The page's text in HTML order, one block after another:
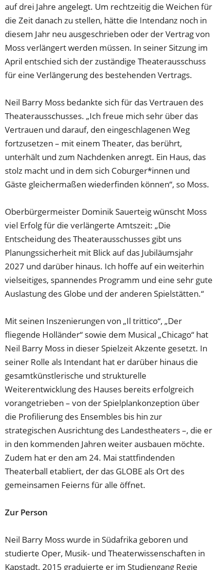
auf drei Jahre angelegt. Um rechtzeitig die Weichen für
die Zeit danach zu stellen, hätte die Intendanz noch in
diesem Jahr neu ausgeschrieben oder der Vertrag von
Moss verlängert werden müssen. In seiner Sitzung im
April entschied sich der zuständige Theaterausschuss
für eine Verlängerung des bestehenden Vertrags.
Neil Barry Moss bedankte sich für das Vertrauen des
Theaterausschusses. „Ich freue mich sehr über das
Vertrauen und darauf, den eingeschlagenen Weg
fortzusetzen – mit einem Theater, das berührt,
unterhält und zum Nachdenken anregt. Ein Haus, das
stolz macht und in dem sich Coburger*innen und
Gäste gleichermaßen wiederfinden können“, so Moss.
Oberbürgermeister Dominik Sauerteig wünscht Moss
viel Erfolg für die verlängerte Amtszeit: „Die
Entscheidung des Theaterausschusses gibt uns
Planungssicherheit mit Blick auf das Jubiläumsjahr
2027 und darüber hinaus. Ich hoffe auf ein weiterhin
vielseitiges, spannendes Programm und eine sehr gute
Auslastung des Globe und der anderen Spielstätten.“
Mit seinen Inszenierungen von „Il trittico“, „Der
fliegende Holländer“ sowie dem Musical „Chicago“ hat
Neil Barry Moss in dieser Spielzeit Akzente gesetzt. In
seiner Rolle als Intendant hat er darüber hinaus die
gesamtkünstlerische und strukturelle
Weiterentwicklung des Hauses bereits erfolgreich
vorangetrieben – von der Spielplankonzeption über
die Profilierung des Ensembles bis hin zur
strategischen Ausrichtung des Landestheaters –, die er
in den kommenden Jahren weiter ausbauen möchte.
Zudem hat er den am 24. Mai stattfindenden
Theaterball etabliert, der das GLOBE als Ort des
gemeinsamen Feierns für alle öffnet.
Zur Person
Neil Barry Moss wurde in Südafrika geboren und
studierte Oper, Musik- und Theaterwissenschaften in
Kapstadt. 2015 graduierte er im Studiengang Regie